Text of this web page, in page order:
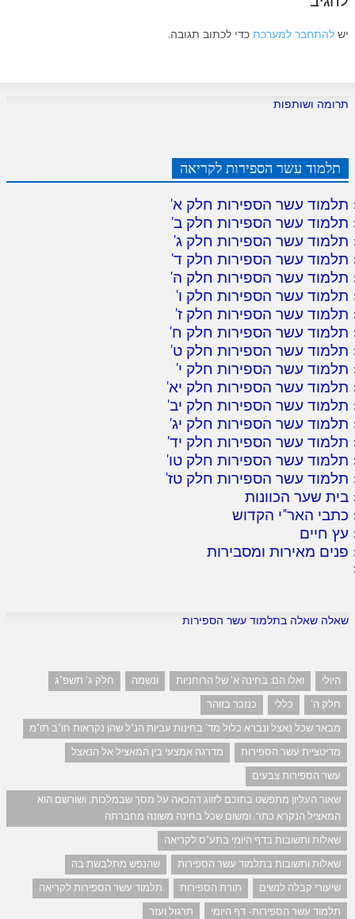
יש להתחבר למערכת כדי לכתוב תגובה.
תרומה ושותפות
תלמוד עשר הספירות לקריאה
תלמוד עשר הספירות חלק א'
תלמוד עשר הספירות חלק ב'
תלמוד עשר הספירות חלק ג'
תלמוד עשר הספירות חלק ד'
תלמוד עשר הספירות חלק ה'
תלמוד עשר הספירות חלק ו'
תלמוד עשר הספירות חלק ז'
תלמוד עשר הספירות חלק ח'
תלמוד עשר הספירות חלק ט'
תלמוד עשר הספירות חלק י'
תלמוד עשר הספירות חלק יא'
תלמוד עשר הספירות חלק יב'
תלמוד עשר הספירות חלק יג'
תלמוד עשר הספירות חלק יד'
תלמוד עשר הספירות חלק טו'
תלמוד עשר הספירות חלק טז'
בית שער הכוונות
כתבי האר"י הקדוש
עץ חיים
פנים מאירות ומסבירות
שאלה שאלה בתלמוד עשר הספירות
היולי ואלו הם: בחינה א' של הרוחניות ונשמה
חלק ג' תשפ"ג
חלק ה'
כללי
כנזכר בזוהר
מבאר שכל נאצל ונברא כלול מד' בחינות עביות הנ"ל שהן נקראות חו"ב תו"מ
מדיטציית עשר הספירות
מדרגה אמצעי בין המאציל אל הנאצל
עשר הספירות צבעים
שאור העליון מתפשט בתוכם לזווג דהכאה על מסך שבמלכות. ושורשם הוא
המאציל הנקרא כתר. ומשום שכל בחינה משונה מחברתה
שאלות ותשובות בדף היומי בתע"ס לקריאה
שאלות ותשובות בתלמוד עשר הספירות
שהנפש מתלבשת בה
שיעורי קבלה לנשים
תורת הספירות
תלמוד עשר הספירות לקריאה
תלמוד עשר הספירות- דף היומי
תרגול ועזר